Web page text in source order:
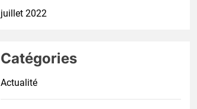
juillet 2022
Catégories
Actualité